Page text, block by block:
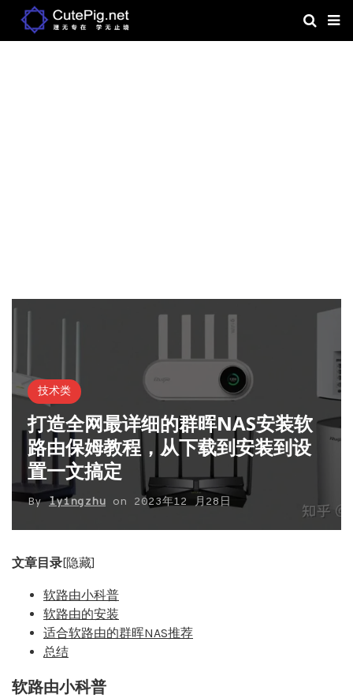
技术类
打造全网最详细的群晖NAS安装软
路由保姆教程，从下载到安装到设
置一文搞定
Bylyingzhu on 2023年12 月28日
文章目录[隐藏]
软路由小科普
软路由的安装
适合软路由的群晖NAS推荐
总结
软路由小科普